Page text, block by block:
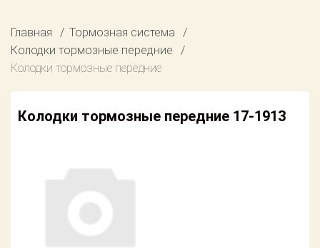
техобслуживание
Оплата
Регистрация
американских
Главная
Тормозная система
Колодки тормозные передние
Колодки тормозные передние
Колодки тормозные передние 17-1913